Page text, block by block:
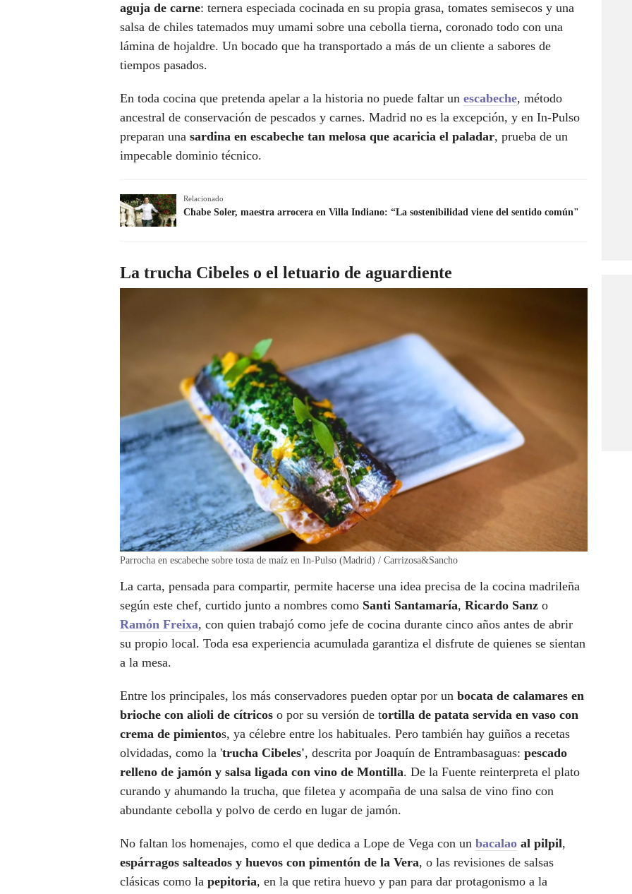
aguja de carne: ternera especiada cocinada en su propia grasa, tomates semisecos y una
salsa de chiles tatemados muy umami sobre una cebolla tierna, coronado todo con una
lámina de hojaldre. Un bocado que ha transportado a más de un cliente a sabores de
tiempos pasados.
En toda cocina que pretenda apelar a la historia no puede faltar un escabeche, método
ancestral de conservación de pescados y carnes. Madrid no es la excepción, y en In-Pulso
preparan una sardina en escabeche tan melosa que acaricia el paladar, prueba de un
impecable dominio técnico.
Relacionado
Chabe Soler, maestra arrocera en Villa Indiano: “La sostenibilidad viene del sentido común"
La trucha Cibeles o el letuario de aguardiente
Parrocha en escabeche sobre tosta de maíz en In-Pulso (Madrid) / Carrizosa&Sancho
La carta, pensada para compartir, permite hacerse una idea precisa de la cocina madrileña
según este chef, curtido junto a nombres como Santi Santamaría, Ricardo Sanz o
Ramón Freixa, con quien trabajó como jefe de cocina durante cinco años antes de abrir
su propio local. Toda esa experiencia acumulada garantiza el disfrute de quienes se sientan
a la mesa.
Entre los principales, los más conservadores pueden optar por un bocata de calamares en
brioche con alioli de cítricos o por su versión de tortilla de patata servida en vaso con
crema de pimientos, ya célebre entre los habituales. Pero también hay guiños a recetas
olvidadas, como la 'trucha Cibeles', descrita por Joaquín de Entrambasaguas: pescado
relleno de jamón y salsa ligada con vino de Montilla. De la Fuente reinterpreta el plato
curando y ahumando la trucha, que filetea y acompaña de una salsa de vino fino con
abundante cebolla y polvo de cerdo en lugar de jamón.
No faltan los homenajes, como el que dedica a Lope de Vega con un bacalao al pilpil,
espárragos salteados y huevos con pimentón de la Vera, o las revisiones de salsas
clásicas como la pepitoria, en la que retira huevo y pan para dar protagonismo a la